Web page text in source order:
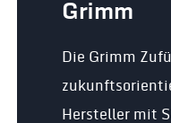
Grimm
Die Grimm
Hersteller mit